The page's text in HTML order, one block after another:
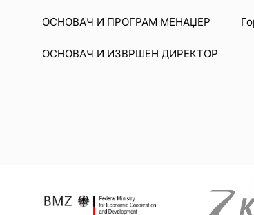
ОСНОВАЧ И ПРОГРАМ МЕНАЏЕР
ОСНОВАЧ И ИЗВРШЕН ДИРЕКТОР